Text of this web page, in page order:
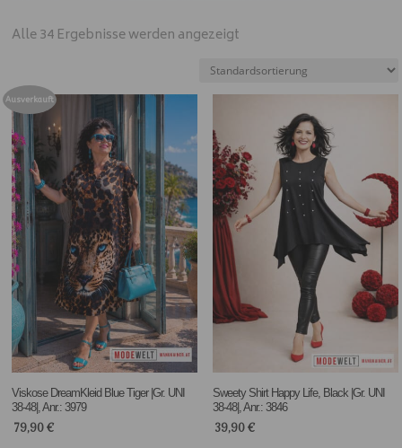
Alle 34 Ergebnisse werden angezeigt
Ausverkauft
Viskose DreamKleid Blue Tiger |Gr. UNI
38-48|, Anr.: 3979
79,90€
Sweety Shirt Happy Life, Black |Gr. UNI
38-48|, Anr.: 3846
39,90€